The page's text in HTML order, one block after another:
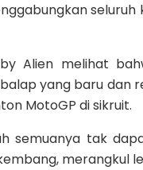
Alien melihat
yang baru dan
MotoGP di sikruit.
semuanya tak
merangkul